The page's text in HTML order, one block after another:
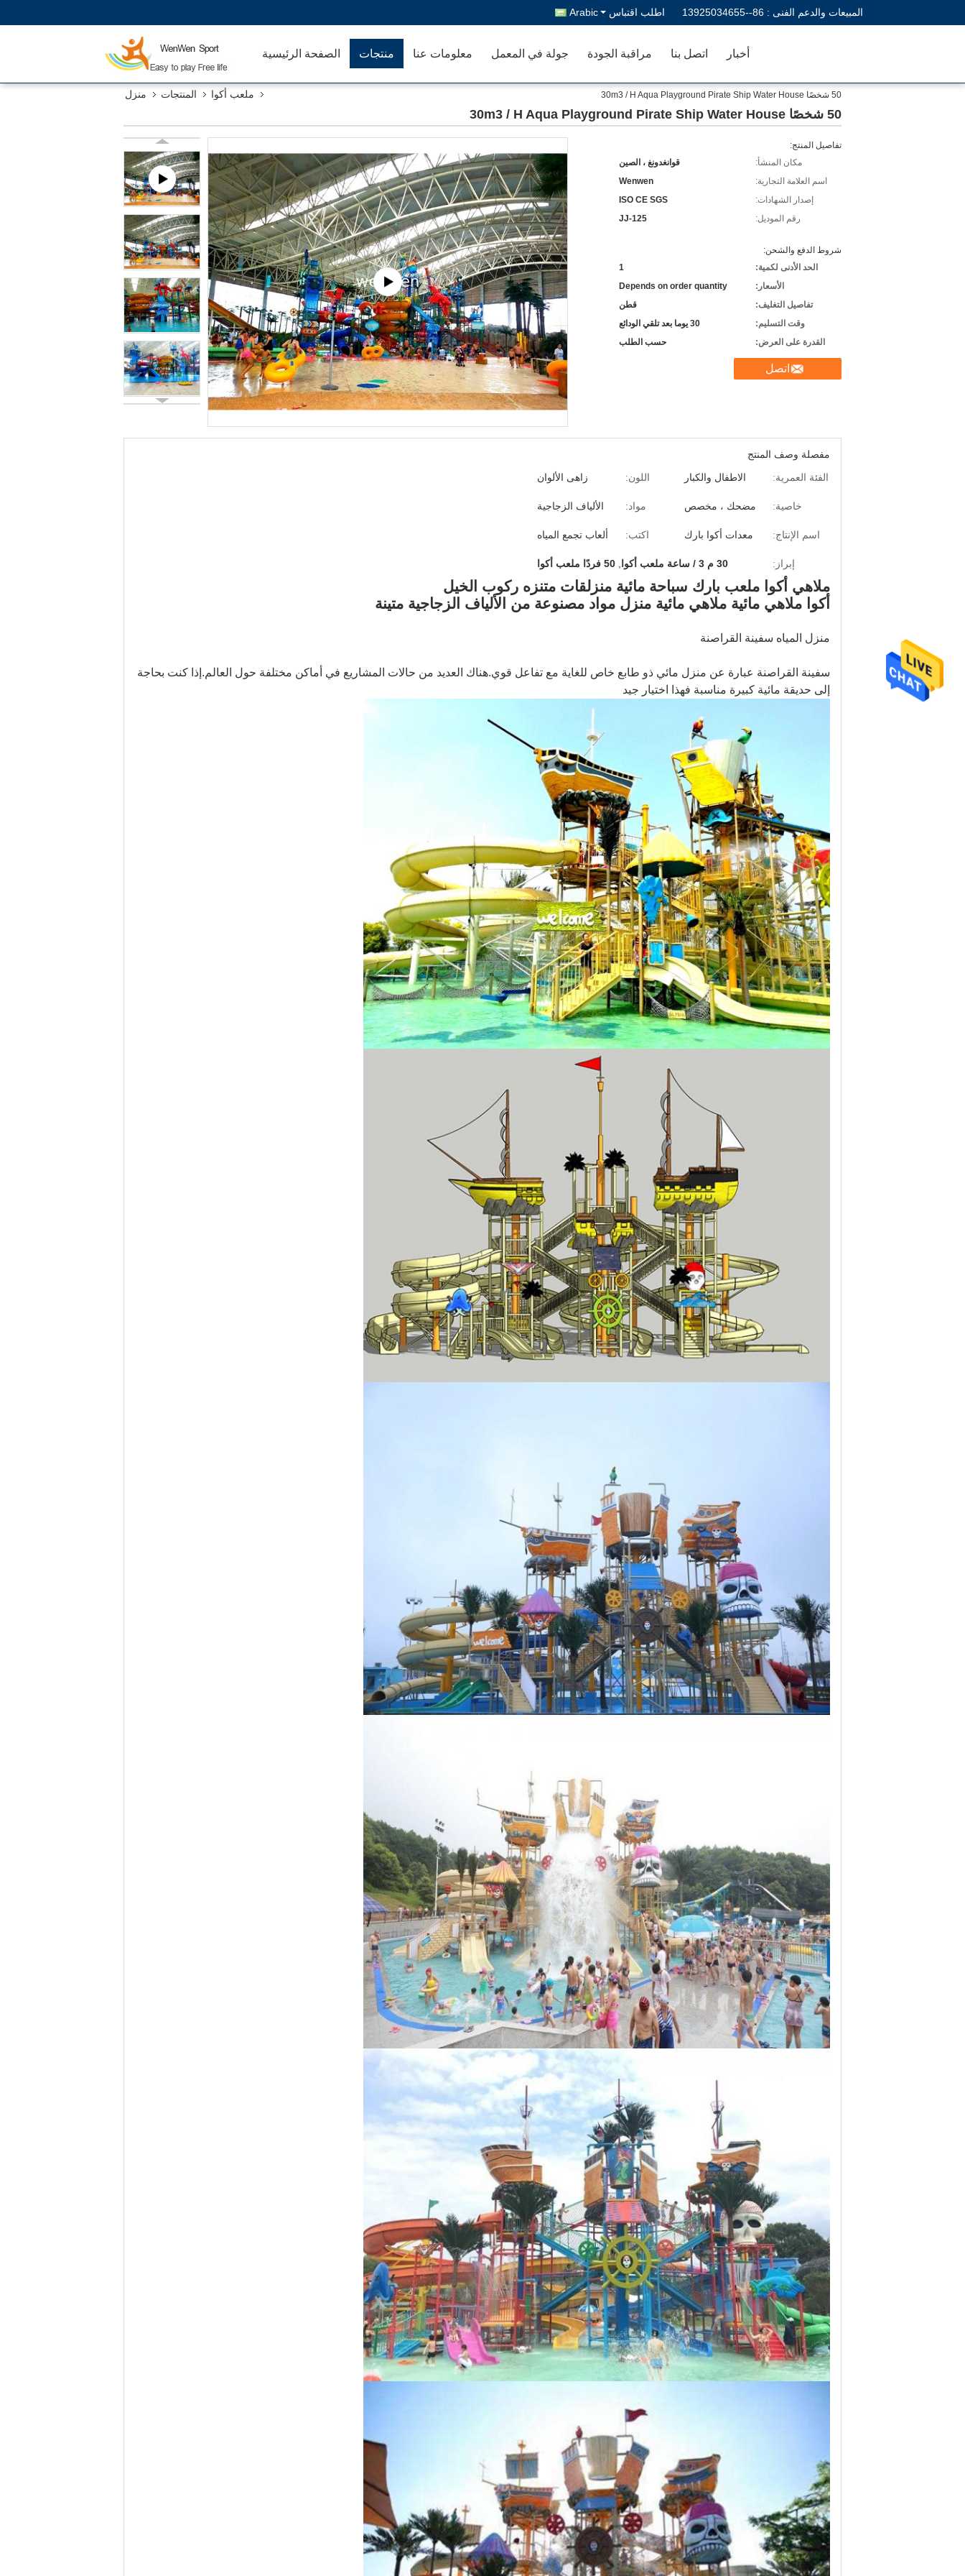
اترك رسالة
المبيعات والدعم الفنى : 86--13925034655 اطلب اقتباس Arabic
الصفحة الرئيسية منتجات معلومات عنا جولة في المعمل مراقبة الجودة اتصل بنا أخبار
منزل المنتجات ملعب أكوا 50 شخصًا 30m3 / H Aqua Playground Pirate Ship Water House
50 شخصًا 30m3 / H Aqua Playground Pirate Ship Water House
تفاصيل المنتج:
مكان المنشأ:
قوانغدونغ ، الصين
اسم العلامة التجارية:
Wenwen
إصدار الشهادات:
ISO CE SGS
رقم الموديل:
JJ-125
شروط الدفع والشحن:
الحد الأدنى لكمية:
1
الأسعار:
Depends on order quantity
تفاصيل التغليف:
قطن
وقت التسليم:
30 يوما بعد تلقي الودائع
القدرة على العرض:
حسب الطلب
اتصل
مفصلة وصف المنتج
الفئة العمرية:
الاطفال والكبار اللون: زاهى الألوان
خاصية: مضحك ، مخصص مواد: الألياف الزجاجية
اسم الإنتاج: معدات أكوا بارك اكتب: ألعاب تجمع المياه
إبراز: 30 م 3 / ساعة ملعب أكوا 50 فردًا ملعب أكوا
ملاهي أكوا ملعب بارك سباحة مائية منزلقات متنزه ركوب الخيل
أكوا ملاهي مائية ملاهي مائية منزل مواد مصنوعة من الألياف الزجاجية متينة
منزل المياه سفينة القراصنة
سفينة القراصنة عبارة عن منزل مائي ذو طابع خاص للغاية مع تفاعل قوي.هناك العديد من حالات المشاريع في أماكن مختلفة حول العالم.إذا كنت بحاجة
إلى حديقة مائية كبيرة مناسبة فهذا اختيار جيد